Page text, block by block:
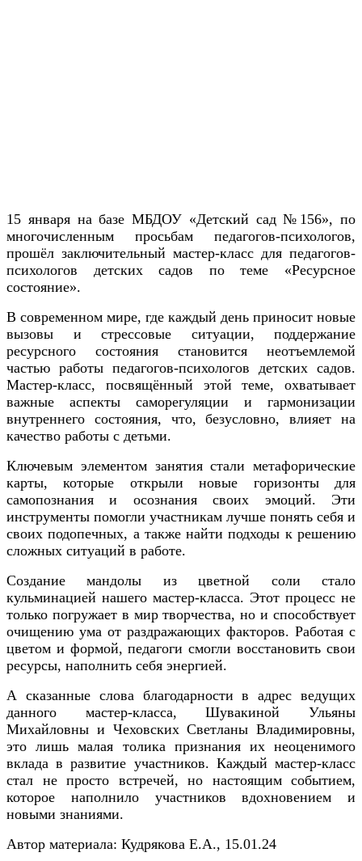
15 января на базе МБДОУ «Детский сад №156», по
многочисленным просьбам педагогов-психологов,
прошёл заключительный мастер-класс для педагогов-
психологов детских садов по теме «Ресурсное
состояние».
В современном мире, где каждый день приносит новые
вызовы и стрессовые ситуации, поддержание
ресурсного состояния становится неотъемлемой
частью работы педагогов-психологов детских садов.
Мастер-класс, посвящённый этой теме, охватывает
важные аспекты саморегуляции и гармонизации
внутреннего состояния, что, безусловно, влияет на
качество работы с детьми.
Ключевым элементом занятия стали метафорические
карты, которые открыли новые горизонты для
самопознания и осознания своих эмоций. Эти
инструменты помогли участникам лучше понять себя и
своих подопечных, а также найти подходы к решению
сложных ситуаций в работе.
Создание мандолы из цветной соли стало
кульминацией нашего мастер-класса. Этот процесс не
только погружает в мир творчества, но и способствует
очищению ума от раздражающих факторов. Работая с
цветом и формой, педагоги смогли восстановить свои
ресурсы, наполнить себя энергией.
А сказанные слова благодарности в адрес ведущих
данного мастер-класса, Шувакиной Ульяны
Михайловны и Чеховских Светланы Владимировны,
это лишь малая толика признания их неоценимого
вклада в развитие участников. Каждый мастер-класс
стал не просто встречей, но настоящим событием,
которое наполнило участников вдохновением и
новыми знаниями.
Автор материала: Кудрякова Е.А., 15.01.24